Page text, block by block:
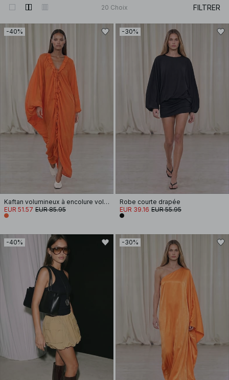
20 Choix FILTRER
-40%
Kaftan volumineux à encolure volantée
EUR 51.57 EUR 85.95
-30%
Robe courte drapée
EUR 39.16 EUR 55.95
-40% -30%